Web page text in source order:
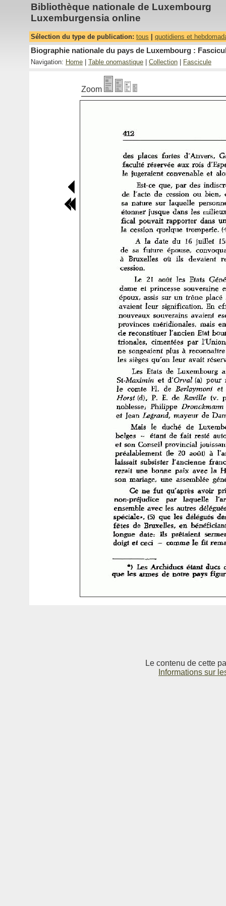
Bibliothèque nationale de Luxembourg
Luxemburgensia online
Sélection du type de publication: tous quotidiens et
Biographie nationale du pays de Luxembourg :
Navigation: Home Table onomastique Collection Fascicule
Zoom
Le contenu de cette
Informations sur